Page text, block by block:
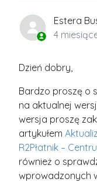
Estera
4
Dzień dobry,
Bardzo proszę o
na aktualnej
wersja proszę
artykułem
R2Płatnik –
również o
wprowadzonych